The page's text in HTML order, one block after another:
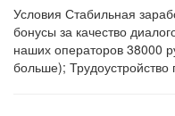
Условия Стабильная
бонусы за качество
наших операторов 38000
больше); Трудоустройство